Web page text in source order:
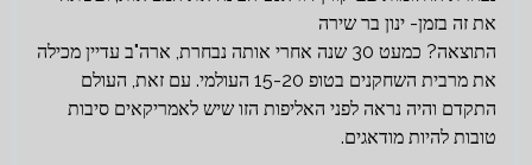
את זה בזמן- ינון בר שירה
התוצאה? כמעט 30 שנה אחרי אותה נבחרת, ארה"ב עדיין מכילה
את מרבית השחקנים בטופ 15-20 העולמי. עם זאת, העולם
התקדם והיה נראה לפני האליפות הזו שיש לאמריקאים סיבות
טובות להיות מודאגים.